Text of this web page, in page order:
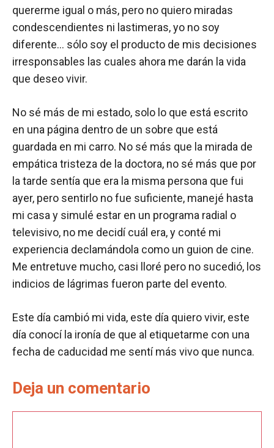
quererme igual o más, pero no quiero miradas
condescendientes ni lastimeras, yo no soy
diferente… sólo soy el producto de mis decisiones
irresponsables las cuales ahora me darán la vida
que deseo vivir.
No sé más de mi estado, solo lo que está escrito
en una página dentro de un sobre que está
guardada en mi carro. No sé más que la mirada de
empática tristeza de la doctora, no sé más que por
la tarde sentía que era la misma persona que fui
ayer, pero sentirlo no fue suficiente, manejé hasta
mi casa y simulé estar en un programa radial o
televisivo, no me decidí cuál era, y conté mi
experiencia declamándola como un guion de cine.
Me entretuve mucho, casi lloré pero no sucedió, los
indicios de lágrimas fueron parte del evento.
Este día cambió mi vida, este día quiero vivir, este
día conocí la ironía de que al etiquetarme con una
fecha de caducidad me sentí más vivo que nunca.
Deja un comentario